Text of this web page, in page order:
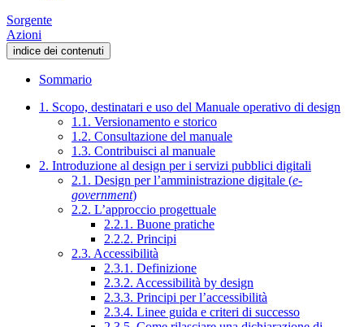
Sorgente
Azioni
indice dei contenuti
Sommario
1. Scopo, destinatari e uso del Manuale operativo di design
1.1. Versionamento e storico
1.2. Consultazione del manuale
1.3. Contribuisci al manuale
2. Introduzione al design per i servizi pubblici digitali
2.1. Design per l’amministrazione digitale (e-
government)
2.2. L’approccio progettuale
2.2.1. Buone pratiche
2.2.2. Principi
2.3. Accessibilità
2.3.1. Definizione
2.3.2. Accessibilità by design
2.3.3. Principi per l’accessibilità
2.3.4. Linee guida e criteri di successo